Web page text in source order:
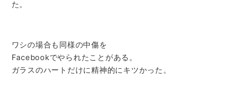
た。
ワシの場合も同様の中傷を
Facebookでやられたことがある。
ガラスのハートだけに精神的にキツかった。